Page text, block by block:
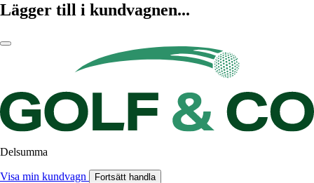
Lägger till i kundvagnen...
Delsumma
Visa min kundvagn Fortsätt handla